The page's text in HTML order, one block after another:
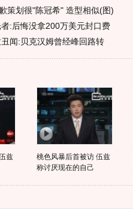
策划很"陈冠希" 造型相似(图)
:后悔没拿200万美元封口费
闻:贝克汉姆曾经峰回路转
兹
桃色风暴后首被访 伍兹
称讨厌现在的自己